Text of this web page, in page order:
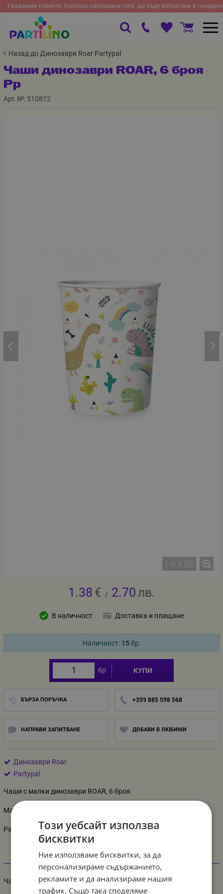
Уважаеми клиенти, поръчка, направена сега, ще бъде изпратена в
Назад до Динозаври Roar Partypal
Чаши динозаври ROAR, 6 броя
Pp
Арт.№: 510812
1 от 2
1.38 € / 2.70лв.
В наличност Доставка и плащане
Наличност: 15бр.
бр. КУПИ
БЪРЗА ПОРЪЧКА +359 885 598 568
НАПРАВИ ЗАПИТВАНЕ ДОБАВИ В ЛЮБИМИ
Динозаври Roar
Partypal
Чаши с малки динозаври ROAR, 6 броя
Материал: картон
Размер: 220 мл
Чаши динозаври ROAR, 6 броя Pp
Този уебсайт използва
бисквитки
Ние използваме бисквитки, за да
персонализираме съдържанието,
рекламите и да анализираме нашия
трафик. Също така споделяме